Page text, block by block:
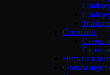
Стемпинг
Нить на
Фольга